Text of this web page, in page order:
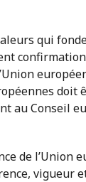
qui
doit
Conseil
de
vigueur